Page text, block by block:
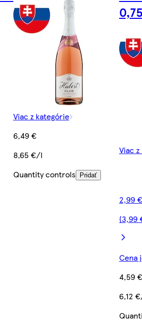
Viac z kategórie
6,49 €
8,65 €/l
Quantity controls
Pridať
Viac
2,99
(3,99
Cena
4,59 €
6,12